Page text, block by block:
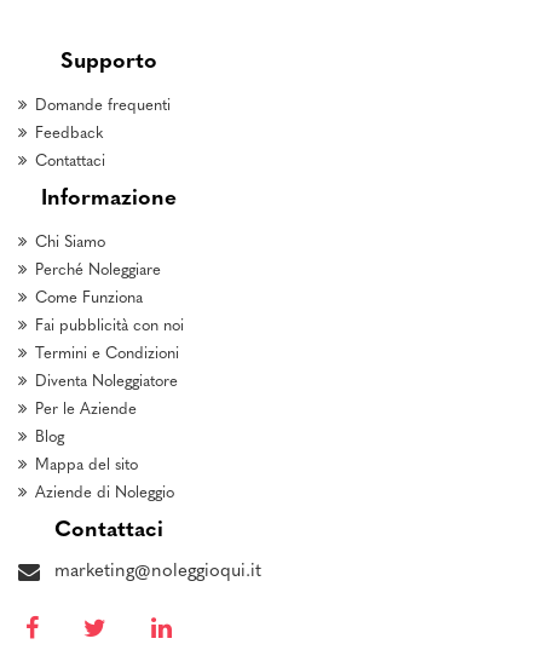
Supporto
Domande frequenti
Feedback
Contattaci
Informazione
Chi Siamo
Perché Noleggiare
Come Funziona
Fai pubblicità con noi
Termini e Condizioni
Diventa Noleggiatore
Per le Aziende
Blog
Mappa del sito
Aziende di Noleggio
Contattaci
marketing@noleggioqui.it